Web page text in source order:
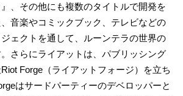
、その他にも複数のタイトルで開発を
音楽やコミックブック、テレビなどの
ェクトを通して、ルーンテラの世界の
さらにライアットは、パブリッシング
Forge（ライアットフォージ）を立ち
はサードパーティーのデベロッパーと